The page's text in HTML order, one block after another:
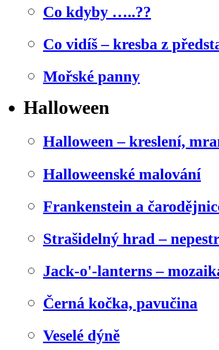
Co kdyby …..??
Co vidíš – kresba z
Mořské panny
Halloween
Halloween – kreslení,
Halloweenské malování
Frankenstein a
Strašidelný hrad –
Jack-o'-lanterns –
Černá kočka, pavučina
Veselé dýně